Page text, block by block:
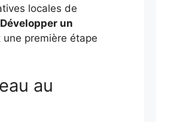
locales de
Développer un
première étape
au